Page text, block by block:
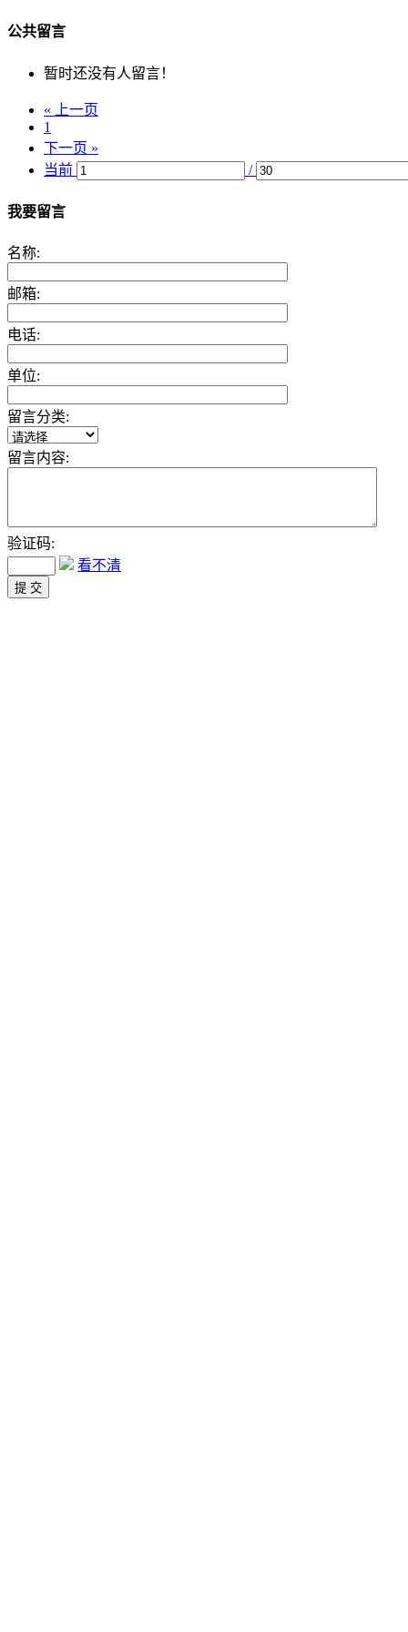
公共留言
暂时还没有人留言！
« 上一页
1
下一页 »
当前
/
我要留言
名称:
邮箱:
电话:
单位:
留言分类:
留言内容:
验证码:
看不清